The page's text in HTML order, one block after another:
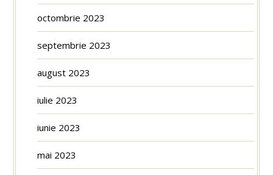
octombrie 2023
septembrie 2023
august 2023
iulie 2023
iunie 2023
mai 2023